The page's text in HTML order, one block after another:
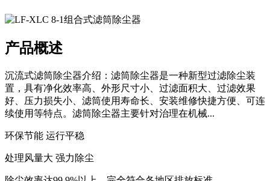
产品概述
沉流式滤筒除尘器介绍：滤筒除尘器是一种新型过滤除尘装
置，具有净化效率高、外形尺寸小、过滤面积大、过滤效果
好、压力损失小、滤筒使用寿命长、安装维修快捷方便、可连
续使用等特点。滤筒除尘器主要针对治理在机械...
环保节能 运行平稳
处理风量大 强力除尘